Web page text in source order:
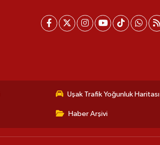
Uşak Trafik Yoğunluk Haritası
Haber Arşivi